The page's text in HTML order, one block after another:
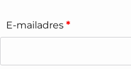
E-mailadres *